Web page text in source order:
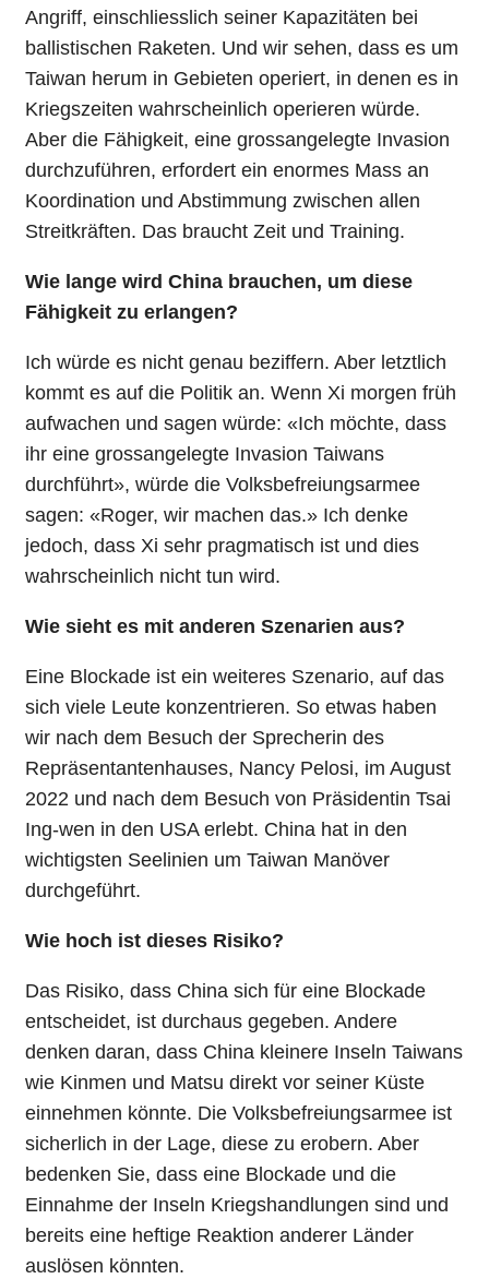
Angriff, einschliesslich seiner Kapazitäten bei
ballistischen Raketen. Und wir sehen, dass es um
Taiwan herum in Gebieten operiert, in denen es in
Kriegszeiten wahrscheinlich operieren würde.
Aber die Fähigkeit, eine grossangelegte Invasion
durchzuführen, erfordert ein enormes Mass an
Koordination und Abstimmung zwischen allen
Streitkräften. Das braucht Zeit und Training.
Wie lange wird China brauchen, um diese
Fähigkeit zu erlangen?
Ich würde es nicht genau beziffern. Aber letztlich
kommt es auf die Politik an. Wenn Xi morgen früh
aufwachen und sagen würde: «Ich möchte, dass
ihr eine grossangelegte Invasion Taiwans
durchführt», würde die Volksbefreiungsarmee
sagen: «Roger, wir machen das.» Ich denke
jedoch, dass Xi sehr pragmatisch ist und dies
wahrscheinlich nicht tun wird.
Wie sieht es mit anderen Szenarien aus?
Eine Blockade ist ein weiteres Szenario, auf das
sich viele Leute konzentrieren. So etwas haben
wir nach dem Besuch der Sprecherin des
Repräsentantenhauses, Nancy Pelosi, im August
2022 und nach dem Besuch von Präsidentin Tsai
Ing-wen in den USA erlebt. China hat in den
wichtigsten Seelinien um Taiwan Manöver
durchgeführt.
Wie hoch ist dieses Risiko?
Das Risiko, dass China sich für eine Blockade
entscheidet, ist durchaus gegeben. Andere
denken daran, dass China kleinere Inseln Taiwans
wie Kinmen und Matsu direkt vor seiner Küste
einnehmen könnte. Die Volksbefreiungsarmee ist
sicherlich in der Lage, diese zu erobern. Aber
bedenken Sie, dass eine Blockade und die
Einnahme der Inseln Kriegshandlungen sind und
bereits eine heftige Reaktion anderer Länder
auslösen könnten.